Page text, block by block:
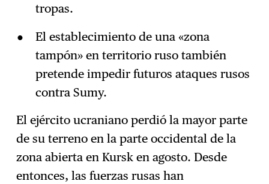
tropas.
El establecimiento de una «zona
tampón» en territorio ruso también
pretende impedir futuros ataques rusos
contra Sumy.
El ejército ucraniano perdió la mayor parte
de su terreno en la parte occidental de la
zona abierta en Kursk en agosto. Desde
entonces, las fuerzas rusas han